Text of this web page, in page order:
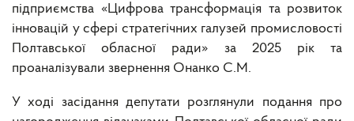
підприємства «Цифрова трансформація та розвиток
інновацій у сфері стратегічних галузей промисловості
Полтавської обласної ради» за 2025 рік та
проаналізували звернення Онанко С.М.
У ході засідання депутати розглянули подання про